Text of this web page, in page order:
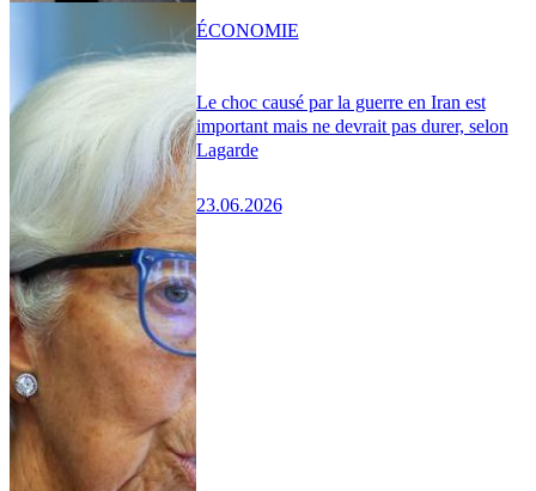
Le choc causé par la guerre en Iran est
important mais ne devrait pas durer, selon
Lagarde
23.06.2026
ÉCONOMIE